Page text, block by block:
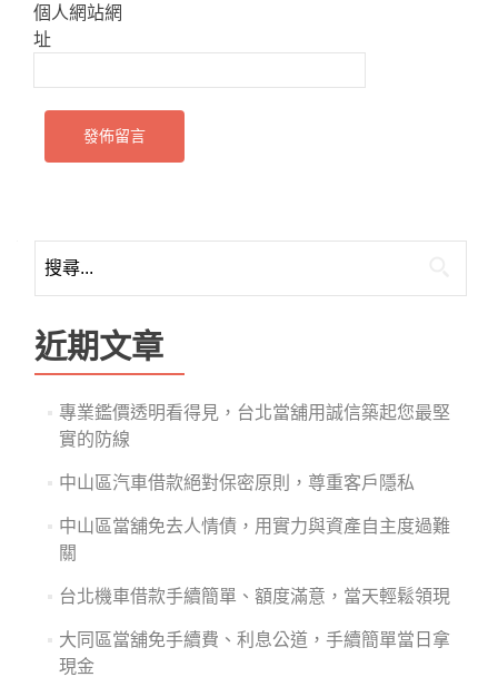
個人網站網
址
尋
鍵
字:
近期文章
專業鑑價透明看得見，台北當舖用誠信築起您最堅
實的防線
中山區汽車借款絕對保密原則，尊重客戶隱私
中山區當舖免去人情債，用實力與資產自主度過難
關
台北機車借款手續簡單、額度滿意，當天輕鬆領現
大同區當舖免手續費、利息公道，手續簡單當日拿
現金